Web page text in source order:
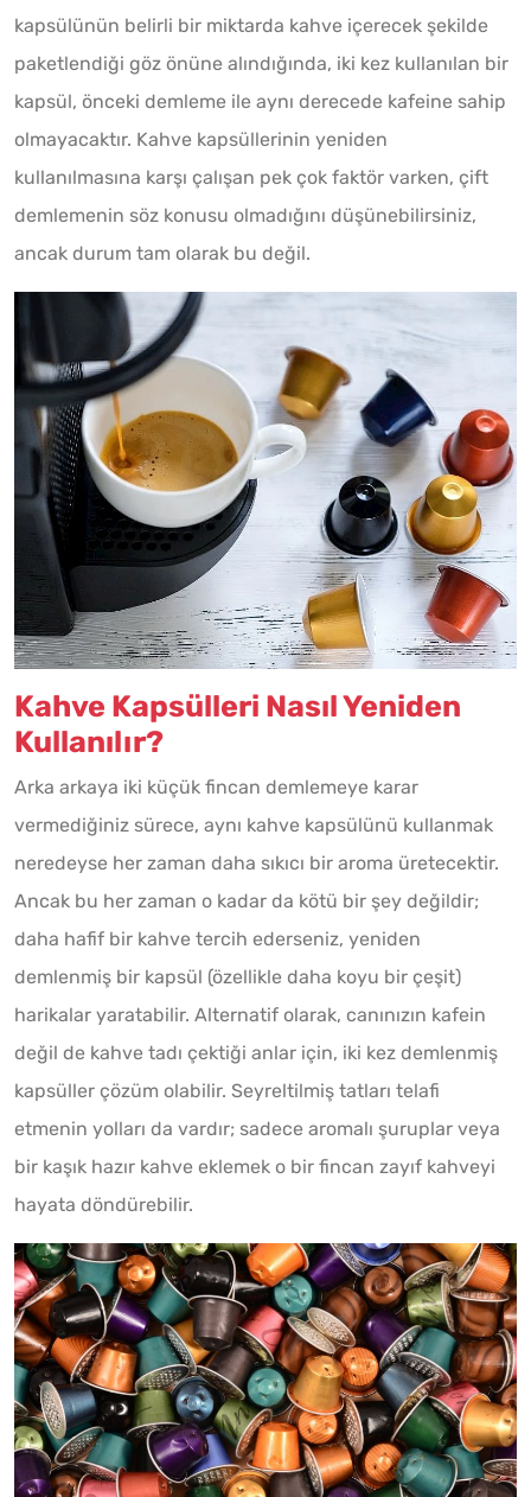
kapsülünün belirli bir miktarda kahve içerecek şekilde
paketlendiği göz önüne alındığında, iki kez kullanılan bir
kapsül, önceki demleme ile aynı derecede kafeine sahip
olmayacaktır. Kahve kapsüllerinin yeniden
kullanılmasına karşı çalışan pek çok faktör varken, çift
demlemenin söz konusu olmadığını düşünebilirsiniz,
ancak durum tam olarak bu değil.
Kahve Kapsülleri Nasıl Yeniden
Kullanılır?
Arka arkaya iki küçük fincan demlemeye karar
vermediğiniz sürece, aynı kahve kapsülünü kullanmak
neredeyse her zaman daha sıkıcı bir aroma üretecektir.
Ancak bu her zaman o kadar da kötü bir şey değildir;
daha hafif bir kahve tercih ederseniz, yeniden
demlenmiş bir kapsül (özellikle daha koyu bir çeşit)
harikalar yaratabilir. Alternatif olarak, canınızın kafein
değil de kahve tadı çektiği anlar için, iki kez demlenmiş
kapsüller çözüm olabilir. Seyreltilmiş tatları telafi
etmenin yolları da vardır; sadece aromalı şuruplar veya
bir kaşık hazır kahve eklemek o bir fincan zayıf kahveyi
hayata döndürebilir.